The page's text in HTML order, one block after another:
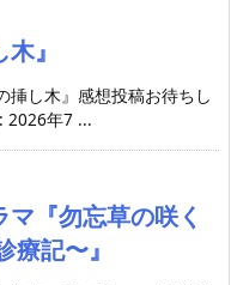
』
挿し木』感想投稿お待ちし
2026年7 ...
『勿忘草の咲く
療記〜』